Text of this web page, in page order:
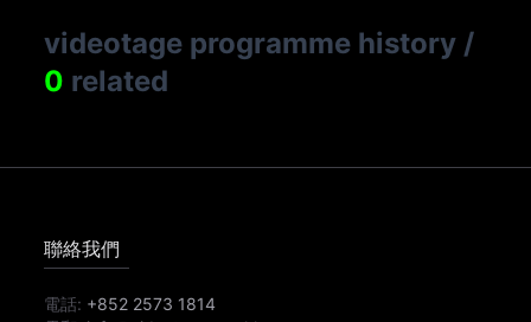
videotage programme history /
0 related
聯絡我們
電話: +852 2573 1814